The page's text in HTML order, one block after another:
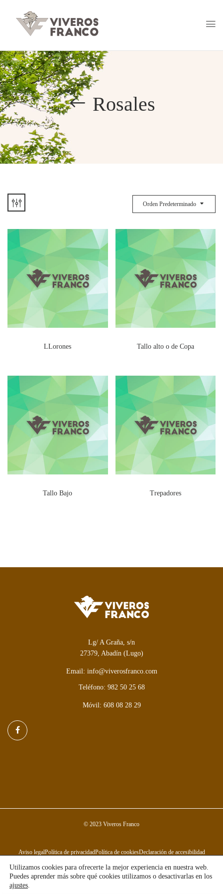
Rosales
Orden Predeterminado
LLorones Tallo alto o de Copa
Tallo Bajo Trepadores
Lg/ A Graña, s/n
27379, Abadín (Lugo)
Email: info@viverosfranco.com
Teléfono: 982 50 25 68
Móvil: 608 08 28 29
© 2023 Viveros Franco
Aviso legalPolítica de privacidadPolítica de cookiesDeclaración de accesibilidad
Utilizamos cookies para ofrecerte la mejor experiencia en nuestra web.
Puedes aprender más sobre qué cookies utilizamos o desactivarlas en los
ajustes.